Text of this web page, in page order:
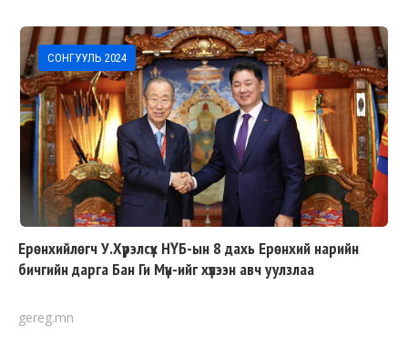
СОНГУУЛЬ 2024
Ерөнхийлөгч У.Хүрэлсүх НҮБ-ын 8 дахь Ерөнхий нарийн
бичгийн дарга Бан Ги Мүн-ийг хүлээн авч уулзлаа
gereg.mn